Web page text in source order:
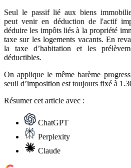
Seul le passif lié aux biens
peut venir en déduction de l'actif
déduire les impôts liés à la propriété
taxe sur les logements vacants. En
la taxe d’habitation et les
déductibles.
On applique le même barème
seuil d’imposition est toujours fixé à
Résumercet article avec :
ChatGPT
Perplexity
Claude